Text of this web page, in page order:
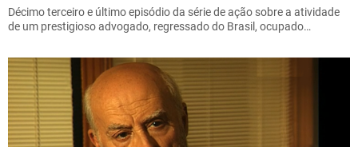
Décimo terceiro e último episódio da série de ação sobre a atividade
de um prestigioso advogado, regressado do Brasil, ocupado…